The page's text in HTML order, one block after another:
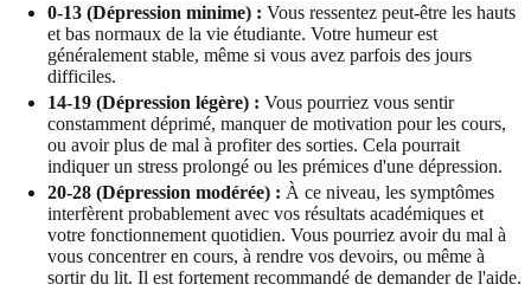
0-13 (Dépression minime) : Vous ressentez peut-être les hauts
et bas normaux de la vie étudiante. Votre humeur est
généralement stable, même si vous avez parfois des jours
difficiles.
14-19 (Dépression légère) : Vous pourriez vous sentir
constamment déprimé, manquer de motivation pour les cours,
ou avoir plus de mal à profiter des sorties. Cela pourrait
indiquer un stress prolongé ou les prémices d'une dépression.
20-28 (Dépression modérée) : À ce niveau, les symptômes
interfèrent probablement avec vos résultats académiques et
votre fonctionnement quotidien. Vous pourriez avoir du mal à
vous concentrer en cours, à rendre vos devoirs, ou même à
sortir du lit. Il est fortement recommandé de demander de l'aide.